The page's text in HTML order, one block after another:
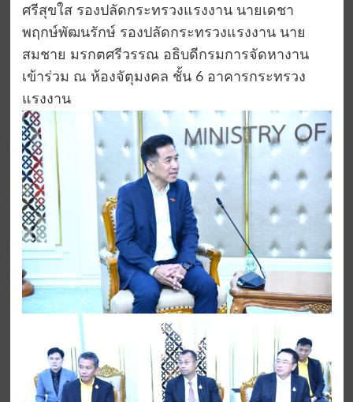
ศรีสุขใส รองปลัดกระทรวงแรงงาน นายเดชา
พฤกษ์พัฒนรักษ์ รองปลัดกระทรวงแรงงาน นาย
สมชาย มรกตศรีวรรณ อธิบดีกรมการจัดหางาน
เข้าร่วม ณ ห้องจัตุมงคล ชั้น 6 อาคารกระทรวง
แรงงาน